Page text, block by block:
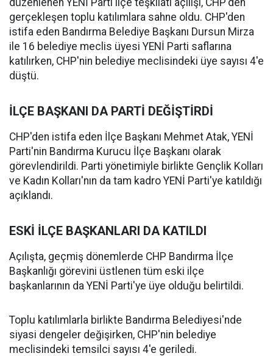
gerçekleşen toplu katılımlara sahne oldu. CHP'den
istifa eden Bandırma Belediye Başkanı Dursun Mirza
ile 16 belediye meclis üyesi YENİ Parti saflarına
katılırken, CHP'nin belediye meclisindeki üye sayısı 4'e
düştü.
İLÇE BAŞKANI DA PARTİ DEĞİŞTİRDİ
CHP'den istifa eden İlçe Başkanı Mehmet Atak, YENİ
Parti'nin Bandırma Kurucu İlçe Başkanı olarak
görevlendirildi. Parti yönetimiyle birlikte Gençlik Kolları
ve Kadın Kolları'nın da tam kadro YENİ Parti'ye katıldığı
açıklandı.
ESKİ İLÇE BAŞKANLARI DA KATILDI
Açılışta, geçmiş dönemlerde CHP Bandırma İlçe
Başkanlığı görevini üstlenen tüm eski ilçe
başkanlarının da YENİ Parti'ye üye olduğu belirtildi.
Toplu katılımlarla birlikte Bandırma Belediyesi'nde
siyasi dengeler değişirken, CHP'nin belediye
meclisindeki temsilci sayısı 4'e geriledi.